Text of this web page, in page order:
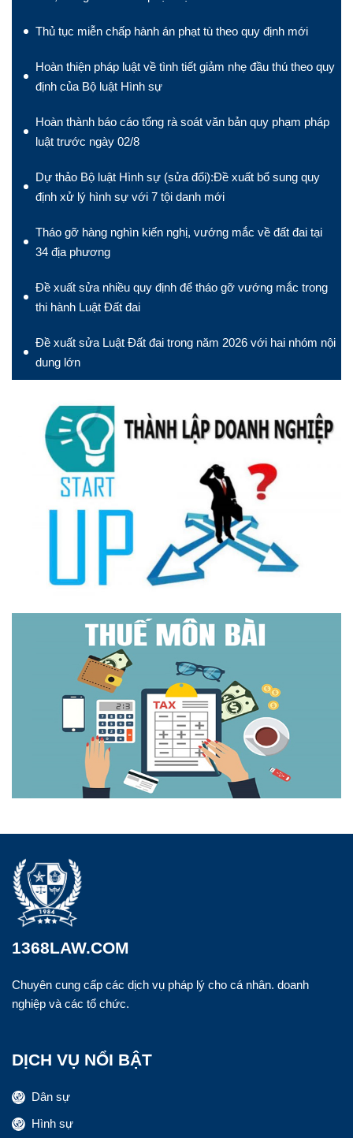
Thủ tục miễn chấp hành án phạt tù theo quy định mới
Hoàn thiện pháp luật về tình tiết giảm nhẹ đầu thú theo quy
định của Bộ luật Hình sự
Hoàn thành báo cáo tổng rà soát văn bản quy phạm pháp
luật trước ngày 02/8
Dự thảo Bộ luật Hình sự (sửa đổi):Đề xuất bổ sung quy
định xử lý hình sự với 7 tội danh mới
Tháo gỡ hàng nghìn kiến nghị, vướng mắc về đất đai tại
34 địa phương
Đề xuất sửa nhiều quy định để tháo gỡ vướng mắc trong
thi hành Luật Đất đai
Đề xuất sửa Luật Đất đai trong năm 2026 với hai nhóm nội
dung lớn
1368LAW.COM
Chuyên cung cấp các dịch vụ pháp lý cho cá nhân. doanh
nghiệp và các tổ chức.
DỊCH VỤ NỔI BẬT
Dân sự
Hình sự